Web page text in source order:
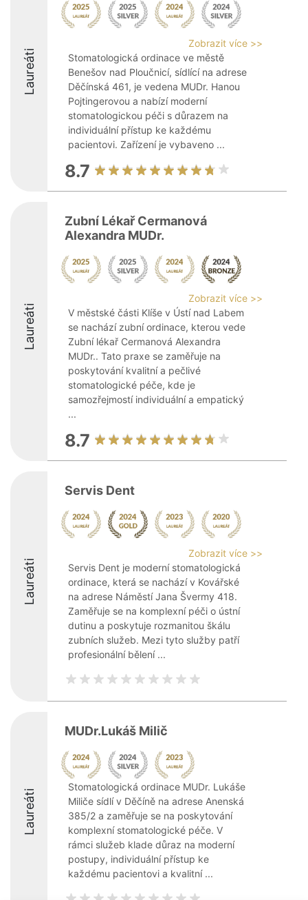
Laureáti
Zobrazit více >>
Stomatologická ordinace ve městě
Benešov nad Ploučnicí, sídlící na adrese
Děčínská 461, je vedena MUDr. Hanou
Pojtingerovou a nabízí moderní
stomatologickou péči s důrazem na
individuální přístup ke každému
pacientovi. Zařízení je vybaveno ...
8.7
Laureáti
Zubní Lékař Cermanová
Alexandra MUDr.
Zobrazit více >>
V městské části Klíše v Ústí nad Labem
se nachází zubní ordinace, kterou vede
Zubní lékař Cermanová Alexandra
MUDr.. Tato praxe se zaměřuje na
poskytování kvalitní a pečlivé
stomatologické péče, kde je
samozřejmostí individuální a empatický
...
8.7
Laureáti
Servis Dent
Zobrazit více >>
Servis Dent je moderní stomatologická
ordinace, která se nachází v Kovářské
na adrese Náměstí Jana Švermy 418.
Zaměřuje se na komplexní péči o ústní
dutinu a poskytuje rozmanitou škálu
zubních služeb. Mezi tyto služby patří
profesionální bělení ...
Laureáti
MUDr.Lukáš Milič
Stomatologická ordinace MUDr. Lukáše
Miliče sídlí v Děčíně na adrese Anenská
385/2 a zaměřuje se na poskytování
komplexní stomatologické péče. V
rámci služeb klade důraz na moderní
postupy, individuální přístup ke
každému pacientovi a kvalitní ...